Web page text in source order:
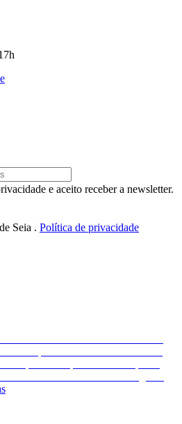
e aceito receber a newsletter.
Seia . Política de privacidade